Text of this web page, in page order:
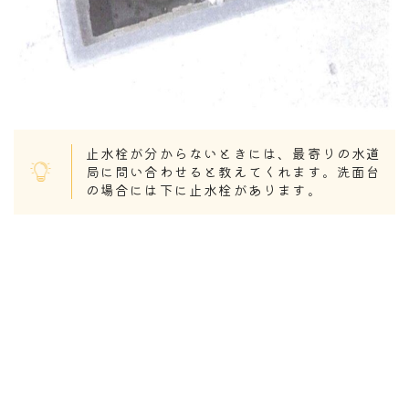
止水栓が分からないときには、最寄りの水道
局に問い合わせると教えてくれます。洗面台
の場合には下に止水栓があります。